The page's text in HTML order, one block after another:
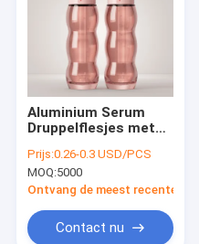
Aluminium Serum
Druppelflesjes met
Rubberen Balg Ideaal
voor Huidverzorging
en Aromatherapie
Prijs:0.26-0.3 USD/PCS
MOQ:5000
Ontvang de meest recente Prijs
Contact nu